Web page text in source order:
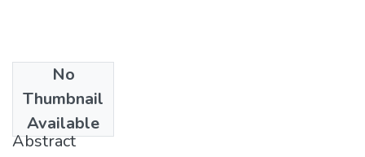
No
Thumbnail
Available
2011
Abstract